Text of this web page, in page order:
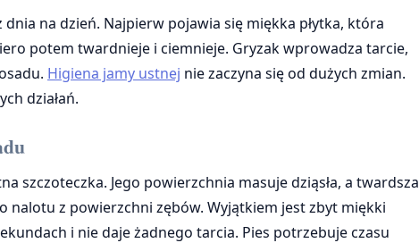
na dzień. Najpierw pojawia się miękka płytka, która
potem twardnieje i ciemnieje. Gryzak wprowadza tarcie,
Higiena jamy ustnej nie zaczyna się od dużych zmian.
działań.
szczoteczka. Jego powierzchnia masuje dziąsła, a twardsza
nalotu z powierzchni zębów. Wyjątkiem jest zbyt miękki
i nie daje żadnego tarcia. Pies potrzebuje czasu